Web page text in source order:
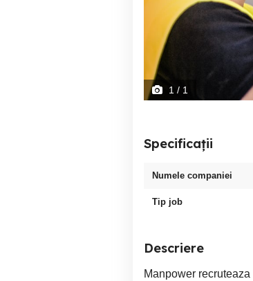
1 / 1
Specificații
Numele companiei
Tip job
Descriere
Manpower